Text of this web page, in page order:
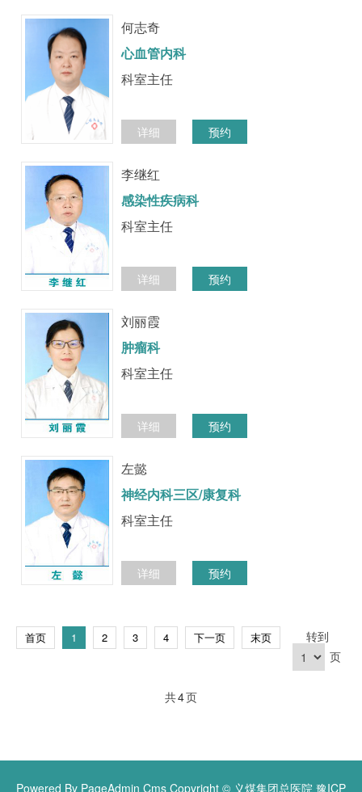
何志奇
心血管内科
科室主任
详细 预约
李继红
感染性疾病科
科室主任
详细 预约
刘丽霞
肿瘤科
科室主任
详细 预约
左懿
神经内科三区/康复科
科室主任
详细 预约
首页 1 2 3 4 下一页 末页
转到
页
共4页
Powered By PageAdmin Cms Copyright © 义煤集团总医院 豫ICP